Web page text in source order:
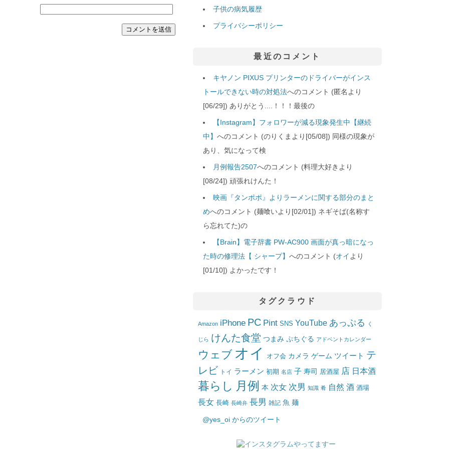
子供の病気履歴
プライバシーポリシー
最近のコメント
キヤノン PIXUS プリンターのドライバーがインス
トールできない時の対処法へのコメント (匿名より
[06/29]) ありがとう....！！！最後の
【Instagram】フォロワーが減る現象発生中【継続
中】へのコメント (のりくまより[05/08]) 同様の現象が
あり、気になって検
月例報告2507へのコメント (料理大好きより
[08/24]) 頑張れけんた！
映画『タンポポ』よりラーメンに関する部分のまと
めへのコメント (麺喰いより[02/01]) ネギそば(名称す
ら忘れてた)の
【Brain】電子辞書 PW-AC900 画面が真っ暗になっ
た時の修理法【 シャープ】へのコメント (オイ より
[01/10]) よかったです！
タグクラウド
Amazon iPhone PC Pint SNS YouTube あっぷる く
じら けんた食堂 つまみ ぷちぐる アドベントカレンダー
ウェブ オイ オフ会 カメラ ゲーム ツイート テ
レビ トイ ラーメン 初期 名店 子 寿司 居酒屋 店 日本酒
暮らし 月例 本 次女 次男 知識 肴 自然 酒 酒場
長女 長崎 長崎弁 長男 雑記 魚 麺
@yes_oi からのツイート